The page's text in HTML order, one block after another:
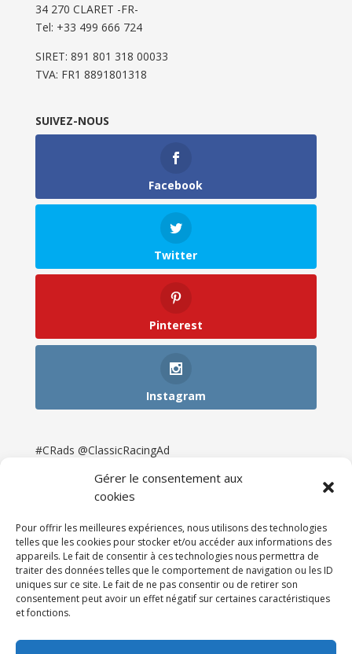
Gérer le consentement aux
cookies
Pour offrir les meilleures expériences, nous utilisons des technologies
telles que les cookies pour stocker et/ou accéder aux informations des
appareils. Le fait de consentir à ces technologies nous permettra de
traiter des données telles que le comportement de navigation ou les ID
uniques sur ce site. Le fait de ne pas consentir ou de retirer son
consentement peut avoir un effet négatif sur certaines caractéristiques
et fonctions.
34 270 CLARET -FR-
Tel: ‭+33 499 666 724‬
SIRET: 891 801 318 00033
TVA: FR1 8891801318
SUIVEZ-NOUS
Facebook
Twitter
Pinterest
Instagram
#CRads @ClassicRacingAd
Newsletter & Presse
Partenaires Tarifs